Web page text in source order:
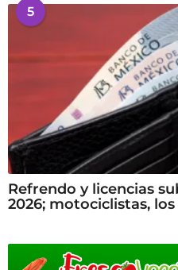
5
Refrendo y licencias
2026; motociclistas,